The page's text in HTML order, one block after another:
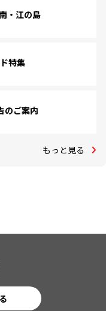
・江の島
特集
のご案内
もっと見る